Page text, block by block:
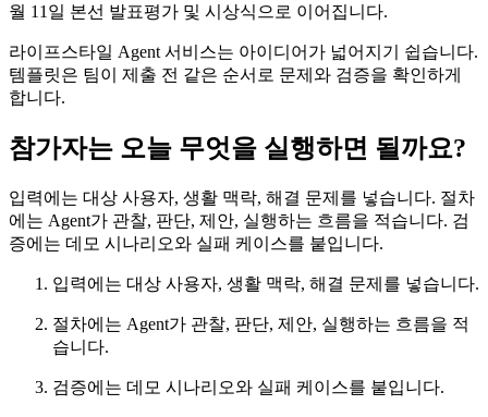
월 11일 본선 발표평가 및 시상식으로 이어집니다.
라이프스타일 Agent 서비스는 아이디어가 넓어지기 쉽습니다.
템플릿은 팀이 제출 전 같은 순서로 문제와 검증을 확인하게
합니다.
참가자는 오늘 무엇을 실행하면 될까요?
입력에는 대상 사용자, 생활 맥락, 해결 문제를 넣습니다. 절차
에는 Agent가 관찰, 판단, 제안, 실행하는 흐름을 적습니다. 검
증에는 데모 시나리오와 실패 케이스를 붙입니다.
입력에는 대상 사용자, 생활 맥락, 해결 문제를 넣습니다.
절차에는 Agent가 관찰, 판단, 제안, 실행하는 흐름을 적
습니다.
검증에는 데모 시나리오와 실패 케이스를 붙입니다.